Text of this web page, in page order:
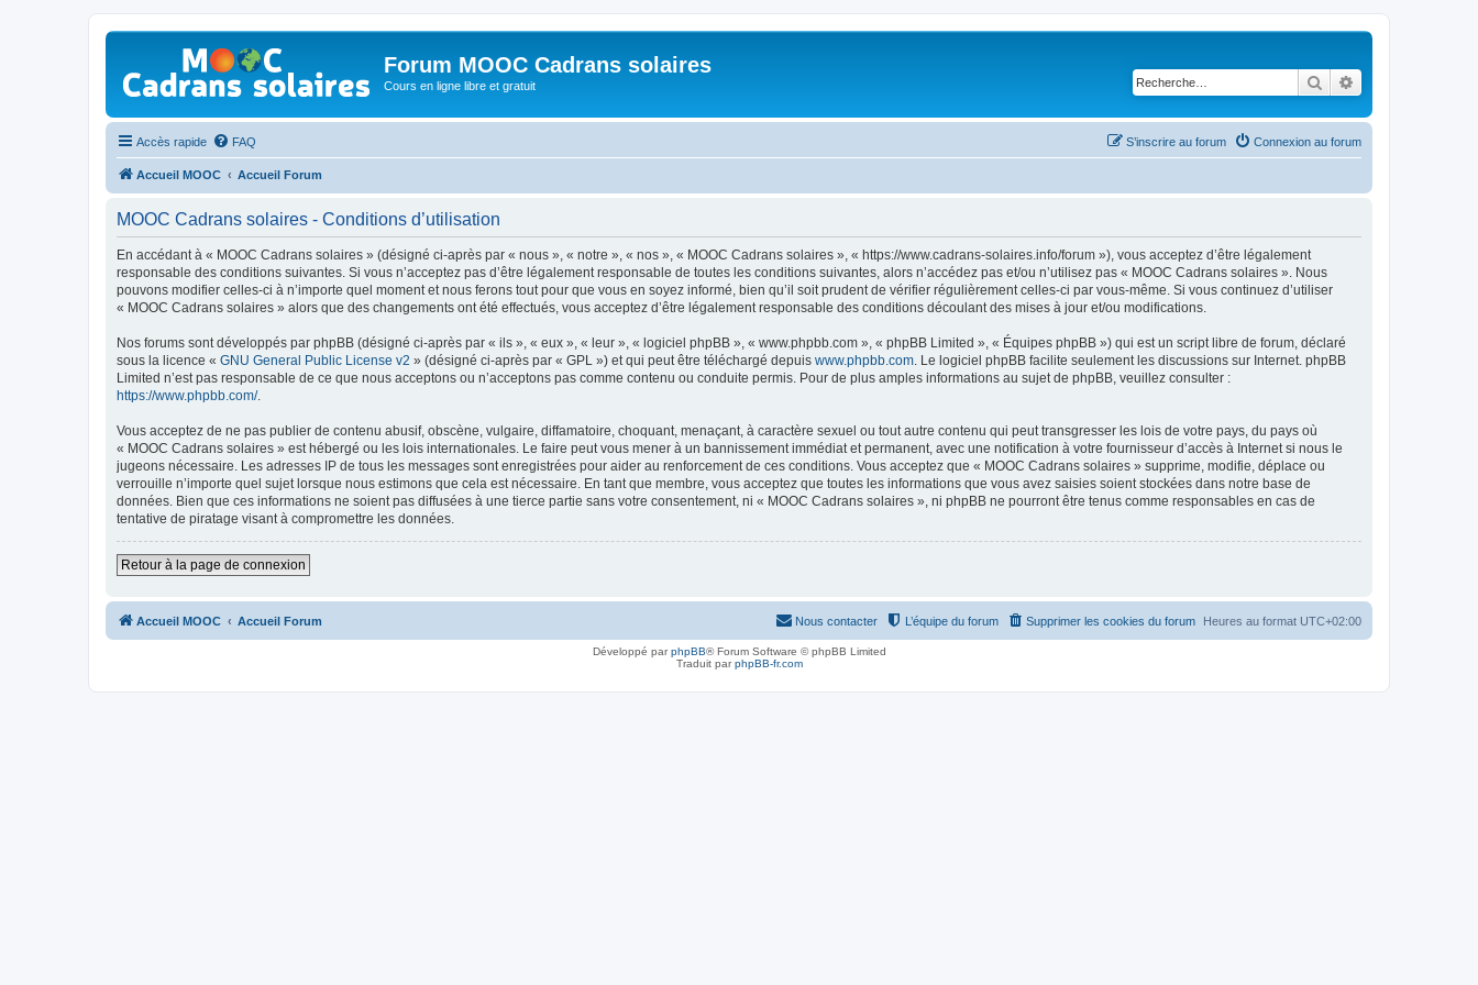
Forum MOOC Cadrans solaires
Cours en ligne libre et gratuit Rechercher
Accès rapide FAQ Connexion au forum
S’inscrire au forum
Accueil MOOC Accueil Forum
MOOC Cadrans solaires - Conditions d’utilisation
En accédant à « MOOC Cadrans solaires » (désigné ci-après par « nous », « notre », « nos », « MOOC Cadrans solaires », « https://www.cadrans-solaires.info/forum »), vous acceptez d’être légalement
responsable des conditions suivantes. Si vous n’acceptez pas d’être légalement responsable de toutes les conditions suivantes, alors n’accédez pas et/ou n’utilisez pas « MOOC Cadrans solaires ». Nous
pouvons modifier celles-ci à n’importe quel moment et nous ferons tout pour que vous en soyez informé, bien qu’il soit prudent de vérifier régulièrement celles-ci par vous-même. Si vous continuez d’utiliser
« MOOC Cadrans solaires » alors que des changements ont été effectués, vous acceptez d’être légalement responsable des conditions découlant des mises à jour et/ou modifications.
Nos forums sont développés par phpBB (désigné ci-après par « ils », « eux », « leur », « logiciel phpBB », « www.phpbb.com », « phpBB Limited », « Équipes phpBB ») qui est un script libre de forum, déclaré
sous la licence « GNU General Public License v2 » (désigné ci-après par « GPL ») et qui peut être téléchargé depuis www.phpbb.com . Le logiciel phpBB facilite seulement les discussions sur Internet. phpBB
Limited n’est pas responsable de ce que nous acceptons ou n’acceptons pas comme contenu ou conduite permis. Pour de plus amples informations au sujet de phpBB, veuillez consulter :
https://www.phpbb.com/.
Vous acceptez de ne pas publier de contenu abusif, obscène, vulgaire, diffamatoire, choquant, menaçant, à caractère sexuel ou tout autre contenu qui peut transgresser les lois de votre pays, du pays où
« MOOC Cadrans solaires » est hébergé ou les lois internationales. Le faire peut vous mener à un bannissement immédiat et permanent, avec une notification à votre fournisseur d’accès à Internet si nous le
jugeons nécessaire. Les adresses IP de tous les messages sont enregistrées pour aider au renforcement de ces conditions. Vous acceptez que « MOOC Cadrans solaires » supprime, modifie, déplace ou
verrouille n’importe quel sujet lorsque nous estimons que cela est nécessaire. En tant que membre, vous acceptez que toutes les informations que vous avez saisies soient stockées dans notre base de
données. Bien que ces informations ne soient pas diffusées à une tierce partie sans votre consentement, ni « MOOC Cadrans solaires », ni phpBB ne pourront être tenus comme responsables en cas de
tentative de piratage visant à compromettre les données.
Retour à la page de connexion
Accueil MOOC Accueil Forum Heures au format UTC+02:00
Supprimer les cookies du forum
L’équipe du forum
Nous contacter
Développé parphpBB® Forum Software © phpBB Limited
Traduit parphpBB-fr.com